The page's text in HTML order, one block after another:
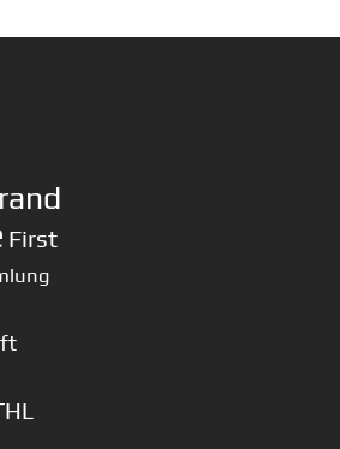
First